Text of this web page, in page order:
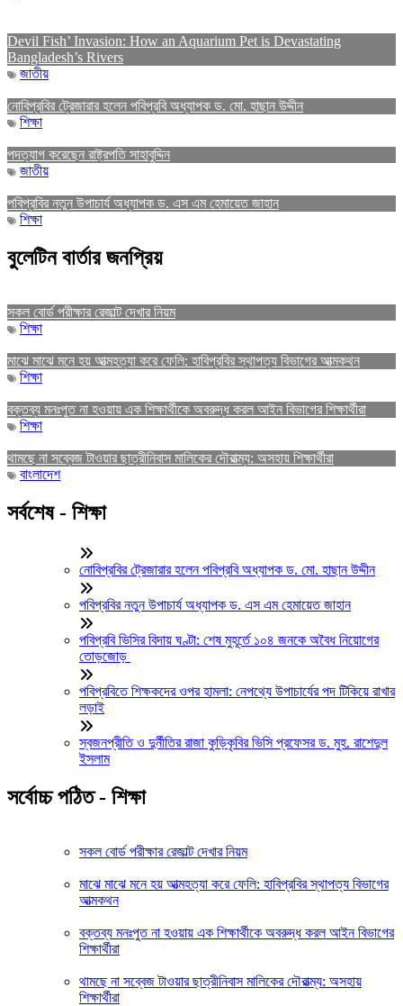
Devil Fish’ Invasion: How an Aquarium Pet is Devastating
Bangladesh’s Rivers
জাতীয়
নোবিপ্রবির ট্রেজারার হলেন পবিপ্রবি অধ্যাপক ড. মো. হাছান উদ্দীন
শিক্ষা
পদত্যাগ করেছেন রাষ্ট্রপতি সাহাবুদ্দিন
জাতীয়
পবিপ্রবির নতুন উপাচার্য অধ্যাপক ড. এস এম হেমায়েত জাহান
শিক্ষা
বুলেটিন বার্তার জনপ্রিয়
সকল বোর্ড পরীক্ষার রেজাল্ট দেখার নিয়ম
শিক্ষা
মাঝে মাঝে মনে হয় আত্মহত্যা করে ফেলি: হাবিপ্রবির স্থাপত্য বিভাগের আত্মকথন
শিক্ষা
বক্তব্য মনঃপুত না হওয়ায় এক শিক্ষার্থীকে অবরুদ্ধ করল আইন বিভাগের শিক্ষার্থীরা
শিক্ষা
থামছে না সব্বেজ টাওয়ার ছাত্রীনিবাস মালিকের দৌরাত্ম্য: অসহায় শিক্ষার্থীরা
বাংলাদেশ
সর্বশেষ - শিক্ষা
নোবিপ্রবির ট্রেজারার হলেন পবিপ্রবি অধ্যাপক ড. মো. হাছান উদ্দীন
পবিপ্রবির নতুন উপাচার্য অধ্যাপক ড. এস এম হেমায়েত জাহান
পবিপ্রবি ভিসির বিদায় ঘণ্টা: শেষ মুহূর্তে ১০৪ জনকে অবৈধ নিয়োগের
তোড়জোড়
পবিপ্রবিতে শিক্ষকদের ওপর হামলা: নেপথ্যে উপাচার্যের পদ টিকিয়ে রাখার
লড়াই
স্বজনপ্রীতি ও দুর্নীতির রাজা কুড়িকৃবির ভিসি প্রফেসর ড. মুহ. রাশেদুল
ইসলাম
সর্বোচ্চ পঠিত - শিক্ষা
সকল বোর্ড পরীক্ষার রেজাল্ট দেখার নিয়ম
মাঝে মাঝে মনে হয় আত্মহত্যা করে ফেলি: হাবিপ্রবির স্থাপত্য বিভাগের
আত্মকথন
বক্তব্য মনঃপুত না হওয়ায় এক শিক্ষার্থীকে অবরুদ্ধ করল আইন বিভাগের
শিক্ষার্থীরা
থামছে না সব্বেজ টাওয়ার ছাত্রীনিবাস মালিকের দৌরাত্ম্য: অসহায়
শিক্ষার্থীরা